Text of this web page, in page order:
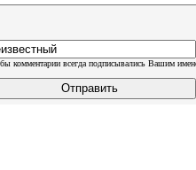
комментарии всегда подписывались Вашим